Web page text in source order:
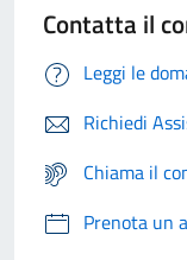
Contatta il
Leggi le
Richiedi
Chiama il
Prenota un